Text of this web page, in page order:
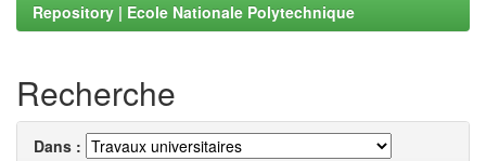
Repository | Ecole Nationale Polytechnique
Recherche
Dans :